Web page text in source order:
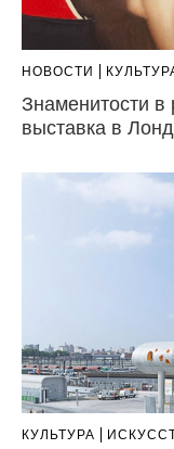
НОВОСТИ
Знаменитости в
выставка в
КУЛЬТУРА